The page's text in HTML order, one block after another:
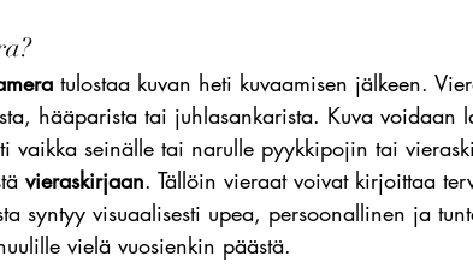
tulostaa kuvan heti kuvaamisen jälkeen.
hääparista tai juhlasankarista. Kuva voidaan
vaikka seinälle tai narulle pyykkipojin tai
vieraskirjaan. Tällöin vieraat voivat kirjoittaa
syntyy visuaalisesti upea, persoonallinen ja
vielä vuosienkin päästä.